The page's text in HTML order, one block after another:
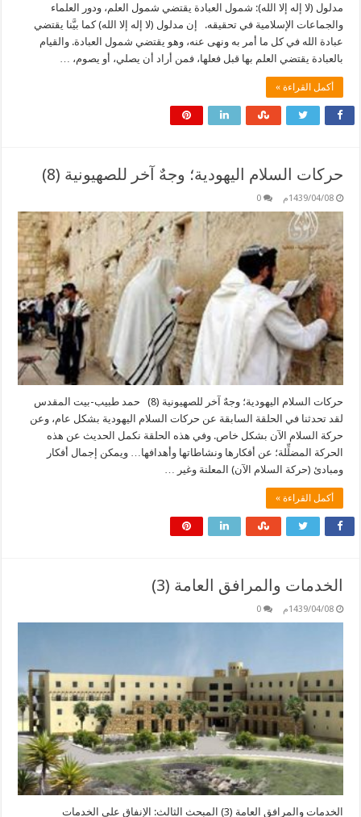
مدلول (لا إله إلا الله): شمول العبادة يقتضي شمول العلم، ودور العلماء
والجماعات الإسلامية في تحقيقه. إن مدلول (لا إله إلا الله) كما بيَّنا يقتضي
عبادة الله في كل ما أمر به ونهى عنه، وهو يقتضي شمول العبادة. والقيام
بالعبادة يقتضي العلم بها قبل فعلها، فمن أراد أن يصلي، أو يصوم، …
أكمل القراءة »
حركات السلام اليهودية؛ وجهٌ آخر للصهيونية (8)
1439/04/08م 0
حركات السلام اليهودية؛ وجهٌ آخر للصهيونية (8) حمد طبيب-بيت المقدس
لقد تحدثنا في الحلقة السابقة عن حركات السلام اليهودية بشكل عام، وعن
حركة السلام الآن بشكل خاص. وفي هذه الحلقة نكمل الحديث عن هذه
الحركة المضلِّلة؛ عن أفكارها ونشاطاتها وأهدافها… ويمكن إجمال أفكار
ومبادئ (حركة السلام الآن) المعلنة وغير …
أكمل القراءة »
الخدمات والمرافق العامة (3)
1439/04/08م 0
الخدمات والمرافق العامة (3) المبحث الثالث: الإنفاق على الخدمات